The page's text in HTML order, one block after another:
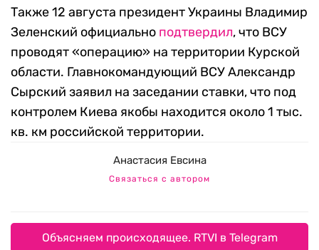
Также 12 августа президент Украины Владимир
Зеленский официально подтвердил, что ВСУ
проводят «операцию» на территории Курской
области. Главнокомандующий ВСУ Александр
Сырский заявил на заседании ставки, что под
контролем Киева якобы находится около 1 тыс.
кв. км российской территории.
Анастасия Евсина
Связаться с автором
Объясняем происходящее. RTVI в Telegram